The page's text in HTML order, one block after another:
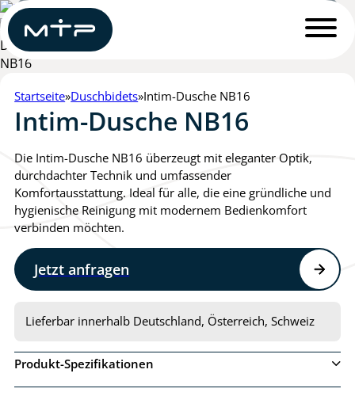
Startseite Duschbidets Intim-Dusche NB16
Intim-Dusche NB16
Die Intim-Dusche NB16 überzeugt mit eleganter Optik,
durchdachter Technik und umfassender
Komfortausstattung. Ideal für alle, die eine gründliche und
hygienische Reinigung mit modernem Bedienkomfort
verbinden möchten.
Jetzt anfragen
Lieferbar innerhalb Deutschland, Österreich, Schweiz
Produkt-Spezifikationen
1 2 3 4
Womit dürfen wir helfen?
Produkt
Ich möchte mehr Informationen über das
Produkt erfahren